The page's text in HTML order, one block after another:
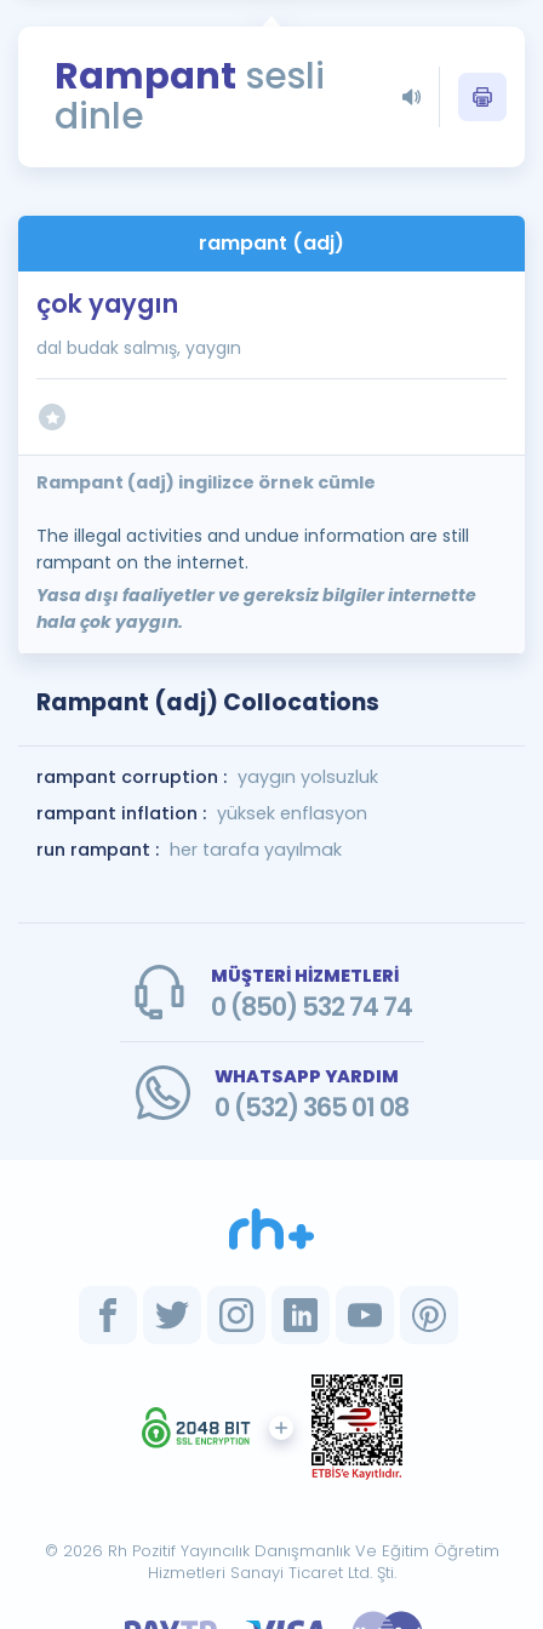
Rehberlik Aracı
ÖSYM Sınav Takvimi
İngilizce Gramer
Rampant sesli
dinle
rampant (adj)
çok yaygın
dal budak salmış, yaygın
Rampant (adj) ingilizce örnek cümle
The illegal activities and undue information are still
rampant on the internet.
Yasa dışı faaliyetler ve gereksiz bilgiler internette
hala çok yaygın.
Rampant (adj) Collocations
rampant corruption : yaygın yolsuzluk
rampant inflation : yüksek enflasyon
run rampant : her tarafa yayılmak
MÜŞTERİ HİZMETLERİ
0 (850) 532 74 74
WHATSAPP YARDIM
0 (532) 365 01 08
© 2026 Rh Pozitif Yayıncılık Danışmanlık Ve Eğitim Öğretim
Hizmetleri Sanayi Ticaret Ltd. Şti.